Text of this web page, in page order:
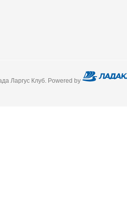
Ларгус Клуб. Powered by